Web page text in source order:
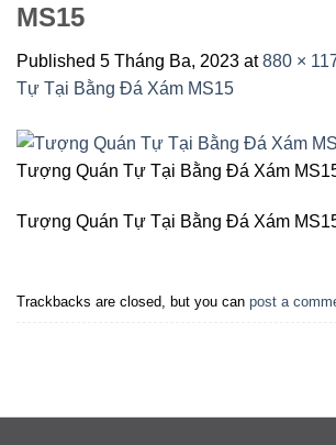
MS15
Published 5 Tháng Ba, 2023 at880 ×
Tự Tại Bằng Đá Xám MS15
Tượng Quán Tự Tại Bằng Đá Xám
Tượng Quán Tự Tại Bằng Đá Xám
Trackbacks are closed, but you can post a